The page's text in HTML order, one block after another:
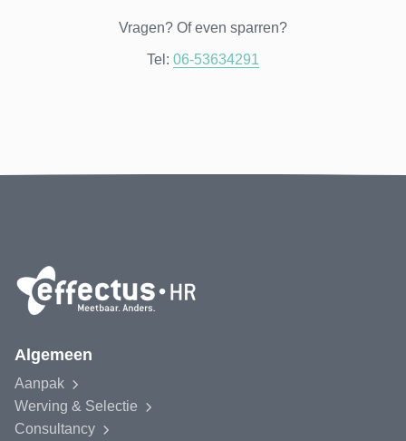
Vragen? Of even sparren?
Tel: 06-53634291
Algemeen
Aanpak
Werving & Selectie
Consultancy